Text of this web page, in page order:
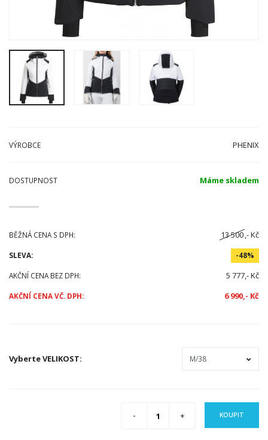
VÝROBCE PHENIX
DOSTUPNOST Máme skladem
BĚŽNÁ CENA S DPH: 13 500,- Kč
SLEVA: -48%
AKČNÍ CENA BEZ DPH: 5 777,- Kč
AKČNÍ CENA VČ. DPH: 6 990,- Kč
VyberteVELIKOST:
KOUPIT